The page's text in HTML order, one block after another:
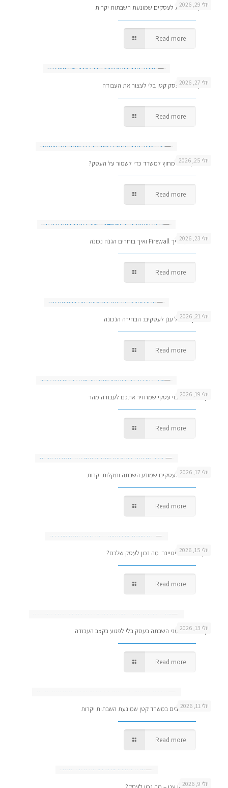
יולי 29, 2026
אחזקת רשתות לעסקים שמונעת השבתות יקרות
Read more
יולי 27, 2026
מדריך גיבוי לעסק קטן בלי לעצור את העבודה
Read more
יולי 25, 2026
מתי צריך גיבוי מחוץ למשרד כדי לשמור על העסק?
Read more
יולי 23, 2026
למה העסק צריך Firewall ואיך בוחרים הגנה נכונה
Read more
יולי 21, 2026
גיבוי מקומי מול ענן לעסקים: הבחירה הנכונה
Read more
יולי 19, 2026
איך להגדיר גיבוי עסקי שמחזיר אתכם לעבודה מהר
Read more
יולי 17, 2026
ניטור שרתים לעסקים שמונע השבתה ותקלות יקרות
Read more
יולי 15, 2026
בנק שעות או ריטיינר: מה נכון לעסק שלכם?
Read more
יולי 13, 2026
איך לצמצם זמני השבתה בעסק בלי לפגוע בקצב העבודה
Read more
יולי 11, 2026
תמיכה למחשבים במשרד קטן שמונעת השבתות יקרות
Read more
יולי 9, 2026